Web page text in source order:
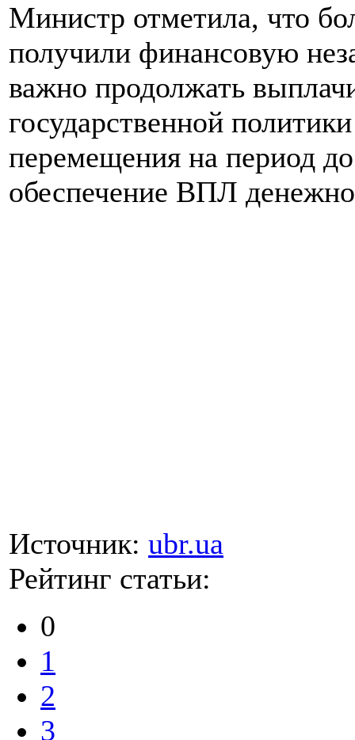
Министр отметила, что
получили финансовую
важно продолжать
государственной
перемещения на период
обеспечение ВПЛ
Источник: ubr.ua
Рейтинг статьи:
0
1
2
3